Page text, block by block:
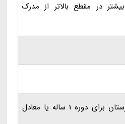
در مقطع بالاتر از مدرک
مدرک بعد از دبیرستان برای دوره 1 ساله یا معادل